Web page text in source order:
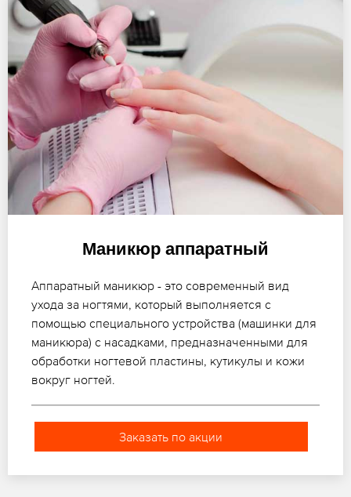
Маникюр аппаратный
Аппаратный маникюр - это современный вид
ухода за ногтями, который выполняется с
помощью специального устройства (машинки для
маникюра) с насадками, предназначенными для
обработки ногтевой пластины, кутикулы и кожи
вокруг ногтей.
Заказать по акции